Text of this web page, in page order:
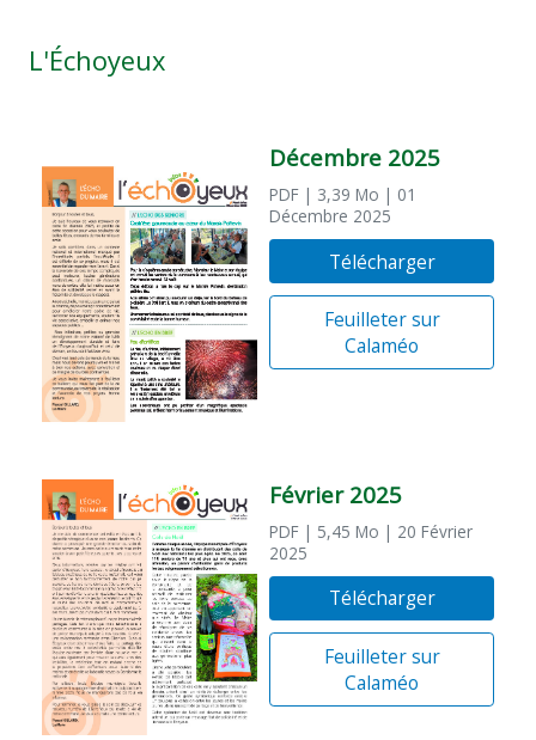
L'Échoyeux
Décembre 2025
PDF | 3,39 Mo | 01
Décembre 2025
Télécharger
Feuilleter sur
Calaméo
Février 2025
PDF | 5,45 Mo | 20 Février
2025
Télécharger
Feuilleter sur
Calaméo